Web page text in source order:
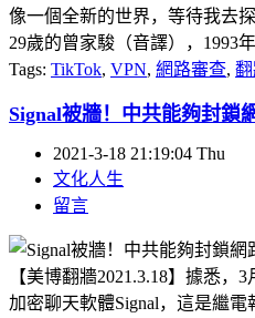
像一個全新的世界，等待我去
29歲的曾家駿（音譯），1993
Tags: TikTok, VPN, 網路審查,
Signal被牆！中共能夠封鎖
2021-3-18 21:19:04 Thu
文化人生
留言
【美博翻牆2021.3.18】據悉，
加密聊天軟體Signal，這是繼電